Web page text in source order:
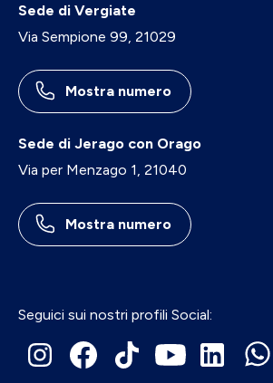
Sede di Vergiate
Via Sempione 99, 21029
Mostra numero
Sede di Jerago con Orago
Via per Menzago 1, 21040
Mostra numero
Seguici sui nostri profili Social: